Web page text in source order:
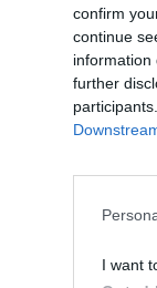
confirm
continue
information
further
I want
je
uważnie